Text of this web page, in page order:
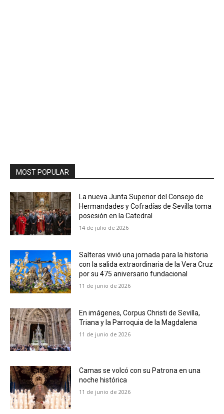
MOST POPULAR
La nueva Junta Superior del Consejo de
Hermandades y Cofradías de Sevilla toma
posesión en la Catedral
14 de julio de 2026
Salteras vivió una jornada para la historia
con la salida extraordinaria de la Vera Cruz
por su 475 aniversario fundacional
11 de junio de 2026
En imágenes, Corpus Christi de Sevilla,
Triana y la Parroquia de la Magdalena
11 de junio de 2026
Camas se volcó con su Patrona en una
noche histórica
11 de junio de 2026